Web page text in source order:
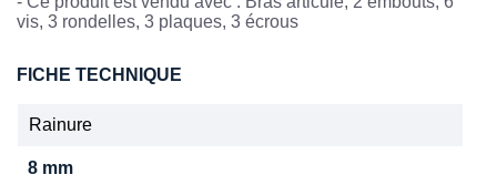
vis, 3 rondelles, 3 plaques, 3 écrous
FICHE TECHNIQUE
Rainure
8 mm